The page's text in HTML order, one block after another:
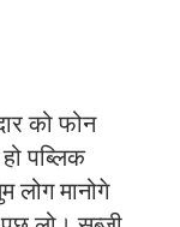
को फोन
पब्लिक
लोग मानोगे